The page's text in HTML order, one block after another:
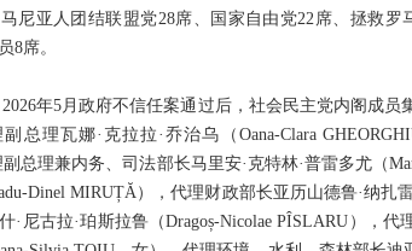
尼亚人团结联盟党28席、国家自由党22席、拯救
8席。
2026年5月政府不信任案通过后，社会民主党内阁成
总理瓦娜·克拉拉·乔治乌（Oana-Clara
副总理兼内务、司法部长马里安·克特林·普雷多尤（
Dinel MIRUȚĂ），代理财政部长亚历山德鲁·纳
·尼古拉·珀斯拉鲁（Dragoș-Nicolae PÎSLARU），